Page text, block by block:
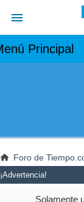
Principal
Foro de
¡Advertencia!
Solamente